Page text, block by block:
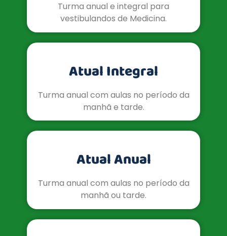
Turma anual e integral para
vestibulandos de Medicina.
Atual Integral
Turma anual com aulas no período da
manhã e tarde.
Atual Anual
Turma anual com aulas no período da
manhã ou tarde.